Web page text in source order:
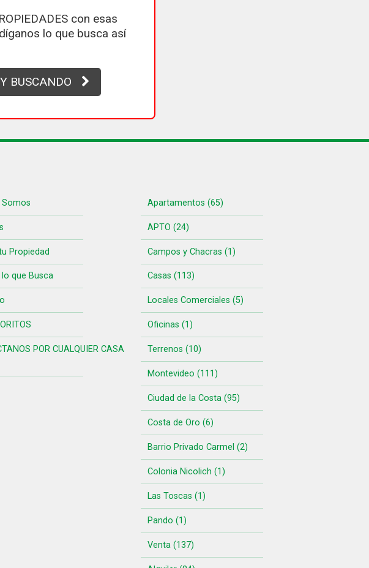
con esas
lo que busca así
BUSCANDO
Somos
Propiedad
que Busca
POR CUALQUIER CASA
Apartamentos (65)
APTO (24)
Campos y Chacras (1)
Casas (113)
Locales Comerciales (5)
Oficinas (1)
Terrenos (10)
Montevideo (111)
Ciudad de la Costa (95)
Costa de Oro (6)
Barrio Privado Carmel (2)
Colonia Nicolich (1)
Las Toscas (1)
Pando (1)
Venta (137)